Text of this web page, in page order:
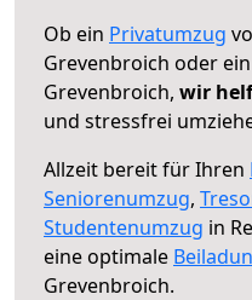
Ob ein Privatumzug
Grevenbroich oder
Grevenbroich, wir
und stressfrei
Allzeit bereit für Ihren
Seniorenumzug,
Studentenumzug in
eine optimale
Grevenbroich.